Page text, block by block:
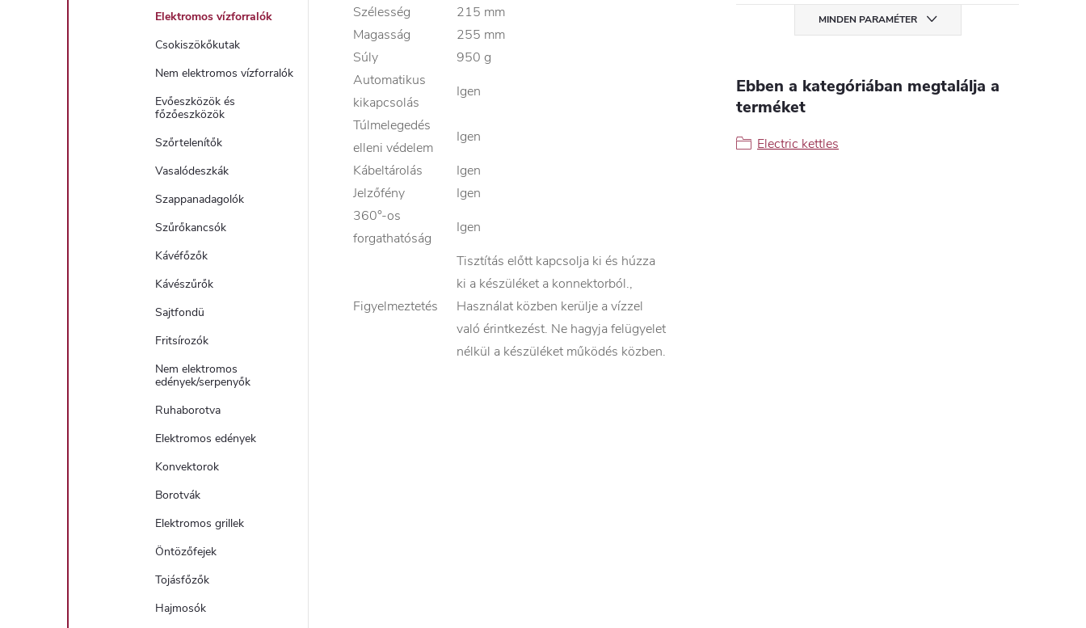
Elektromos vízforralók
Csokiszökőkutak
Nem elektromos vízforralók
Evőeszközök és
főzőeszközök
Szőrtelenítők
Vasalódeszkák
Szappanadagolók
Szűrőkancsók
Kávéfőzők
Kávészűrők
Sajtfondü
Fritsírozók
Nem elektromos
edények/serpenyők
Ruhaborotva
Elektromos edények
Konvektorok
Borotvák
Elektromos grillek
Öntözőfejek
Tojásfőzők
Hajmosók
Szélesség
215 mm
Magasság
255 mm
Súly
950 g
Automatikus
kikapcsolás
Igen
Túlmelegedés
elleni védelem
Igen
Kábeltárolás
Igen
Jelzőfény
Igen
360°-os
forgathatóság
Igen
Figyelmeztetés
Tisztítás előtt kapcsolja ki és húzza
ki a készüléket a konnektorból.,
Használat közben kerülje a vízzel
való érintkezést. Ne hagyja felügyelet
nélkül a készüléket működés közben.
MINDEN PARAMÉTER
Ebben a kategóriában megtalálja a
terméket
Electric kettles